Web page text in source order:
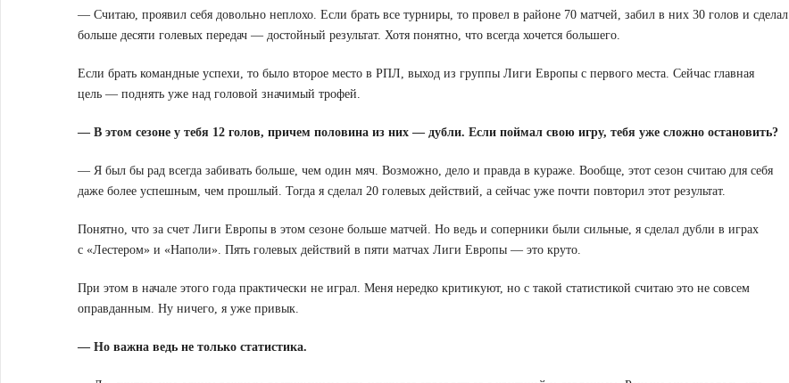
— Считаю, проявил себя довольно неплохо. Если брать все турниры, то провел в районе 70 матчей, забил в них 30 голов и сделал
больше десяти голевых передач — достойный результат. Хотя понятно, что всегда хочется большего.
Если брать командные успехи, то было второе место в РПЛ, выход из группы Лиги Европы с первого места. Сейчас главная
цель — поднять уже над головой значимый трофей.
— В этом сезоне у тебя 12 голов, причем половина из них — дубли. Если поймал свою игру, тебя уже сложно остановить?
— Я был бы рад всегда забивать больше, чем один мяч. Возможно, дело и правда в кураже. Вообще, этот сезон считаю для себя
даже более успешным, чем прошлый. Тогда я сделал 20 голевых действий, а сейчас уже почти повторил этот результат.
Понятно, что за счет Лиги Европы в этом сезоне больше матчей. Но ведь и соперники были сильные, я сделал дубли в играх
с «Лестером» и «Наполи». Пять голевых действий в пяти матчах Лиги Европы — это круто.
При этом в начале этого года практически не играл. Меня нередко критикуют, но с такой статистикой считаю это не совсем
оправданным. Ну ничего, я уже привык.
— Но важна ведь не только статистика.